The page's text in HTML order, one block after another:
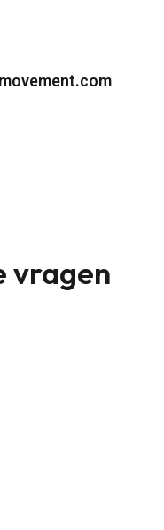
vragen